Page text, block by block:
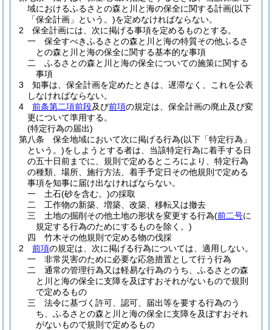
域におけるふるさとの森と川と海の保全に関する計画(以下
「保全計画」という。)を定めなければならない。
2
保全計画には、次に掲げる事項を定めるものとする。
一
保全すべきふるさとの森と川と海の特質その他ふるさ
との森と川と海の保全に関する基本的な事項
二
ふるさとの森と川と海の保全についての施策に関する
事項
3
知事は、保全計画を定めたときは、遅滞なく、これを公表
しなければならない。
4
前条第二項前段及び前項の規定は、保全計画の廃止及び変
更について準用する。
(特定行為の届出)
第八条
保全地域において次に掲げる行為(以下「特定行為」
という。)をしようとする者は、当該特定行為に着手する日
の五十日前までに、規則で定めるところにより、特定行為
の種類、場所、施行方法、着手予定日その他規則で定める
事項を知事に届け出なければならない。
一
土石(砂を含む。)の採取
二
工作物の新築、増築、改築、移転又は撤去
三
土地の掘削その他土地の形状を変更する行為(前二号に
規定する行為のためにするものを除く。)
四
竹木その他規則で定める物の伐採
2
前項の規定は、次に掲げる行為については、適用しない。
一
非常災害のために必要な応急措置として行う行為
二
通常の管理行為又は軽易な行為のうち、ふるさとの森
と川と海の保全に支障を及ぼすおそれがないもので規則
で定めるもの
三
法令に基づく許可、認可、届出等を要する行為のう
ち、ふるさとの森と川と海の保全に支障を及ぼすおそれ
がないもので規則で定めるもの